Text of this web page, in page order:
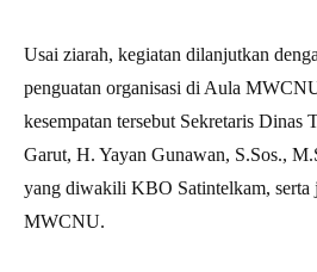
Usai ziarah, kegiatan dilanjutkan
penguatan organisasi di Aula
kesempatan tersebut Sekretaris Dinas
Garut, H. Yayan Gunawan, S.Sos.,
yang diwakili KBO Satintelkam, serta
MWCNU.